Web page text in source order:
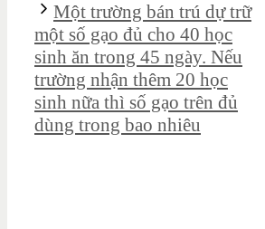
Một trường bán trú dự trữ
một số gạo đủ cho 40 học
sinh ăn trong 45 ngày. Nếu
trường nhận thêm 20 học
sinh nữa thì số gạo trên đủ
dùng trong bao nhiêu